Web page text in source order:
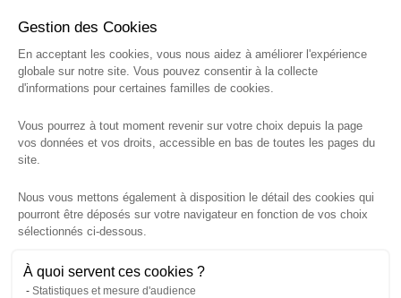
51100 Reims, France
03 26 35 20 26
contact@balazot-ingenierie.fr
Gestion des Cookies
En acceptant les cookies, vous nous aidez à améliorer l'expérience
globale sur notre site. Vous pouvez consentir à la collecte
d'informations pour certaines familles de cookies.
Vous pourrez à tout moment revenir sur votre choix depuis la page
vos données et vos droits, accessible en bas de toutes les pages du
site.
Nous vous mettons également à disposition le détail des cookies qui
pourront être déposés sur votre navigateur en fonction de vos choix
sélectionnés ci-dessous.
À quoi servent ces cookies ?
Statistiques et mesure d'audience